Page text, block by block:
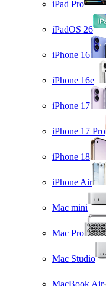
iPad Pro
iPadOS 26
iPhone 16
iPhone 16e
iPhone 17
iPhone 17 Pro
iPhone 18
iPhone Air
Mac mini
Mac Pro
Mac Studio
MacBook Air